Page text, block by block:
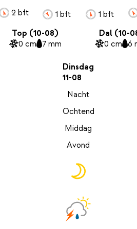
2 bft 1 bft
1 bft
Top (10-08)
0 cm 7 mm
Dal (10-
0 cm 6
Dinsdag
11-08
Nacht
Ochtend
Middag
Avond